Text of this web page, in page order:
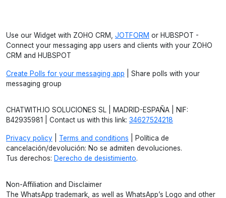
Use our Widget with ZOHO CRM, JOTFORM or HUBSPOT -
Connect your messaging app users and clients with your ZOHO
CRM and HUBSPOT
Create Polls for your messaging app | Share polls with your
messaging group
CHATWITH.IO SOLUCIONES SL | MADRID-ESPAÑA | NIF:
B42935981 | Contact us with this link: 34627524218
Privacy policy Terms and conditions | Política de
cancelación/devolución: No se admiten devoluciones.
Tus derechos: Derecho de desistimiento.
Non-Affiliation and Disclaimer
The WhatsApp trademark, as well as WhatsApp’s Logo and other